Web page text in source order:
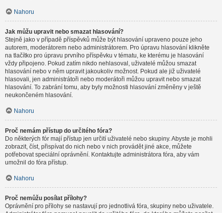
Nahoru
Jak můžu upravit nebo smazat hlasování?
Stejně jako v případě příspěvků může být hlasování upraveno pouze jeho
autorem, moderátorem nebo administrátorem. Pro úpravu hlasování klikněte
na tlačítko pro úpravu prvního příspěvku v tématu, ke kterému je hlasování
vždy připojeno. Pokud zatím nikdo nehlasoval, uživatelé můžou smazat
hlasování nebo v něm upravit jakoukoliv možnost. Pokud ale již uživatelé
hlasovali, jen administrátoři nebo moderátoři můžou upravit nebo smazat
hlasování. To zabrání tomu, aby byly možnosti hlasování změněny v ještě
neukončeném hlasování.
Nahoru
Proč nemám přístup do určitého fóra?
Do některých fór mají přístup jen určití uživatelé nebo skupiny. Abyste je mohli
zobrazit, číst, přispívat do nich nebo v nich provádět jiné akce, můžete
potřebovat speciální oprávnění. Kontaktujte administrátora fóra, aby vám
umožnil do fóra přístup.
Nahoru
Proč nemůžu posílat přílohy?
Oprávnění pro přílohy se nastavují pro jednotlivá fóra, skupiny nebo uživatele.